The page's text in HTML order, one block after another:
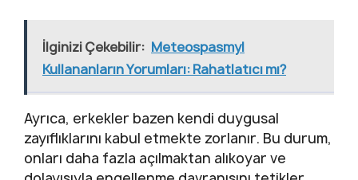
İlginizi Çekebilir: Meteospasmyl
Kullananların Yorumları: Rahatlatıcı mı?
Ayrıca, erkekler bazen kendi duygusal
zayıflıklarını kabul etmekte zorlanır. Bu durum,
onları daha fazla açılmaktan alıkoyar ve